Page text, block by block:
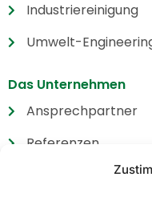
Industriereinigung
Umwelt-
Das Unternehmen
Ansprechpartner
Referenzen